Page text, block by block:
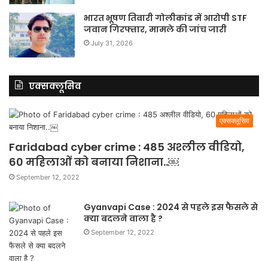
भारत भूषण तिवारी गोलीकांड में आरोपी STF
जवान गिरफ्तार, मामले की जांच जारी
July 31, 2026
एक्सक्लूसिव
एक्सक्लूसिव
Faridabad cyber crime : 485 अश्लील वीडियो,
60 महिलाओं को बनाया निशाना..￼
September 12, 2022
Gyanvapi Case : 2024 से पहले इस फैसले से
क्या बदलने वाला है ?
September 12, 2022